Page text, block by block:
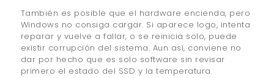
También es posible que el hardware encienda, pero
Windows no consiga cargar. Si aparece logo, intenta
reparar y vuelve a fallar, o se reinicia solo, puede
existir corrupción del sistema. Aun así, conviene no
dar por hecho que es solo software sin revisar
primero el estado del SSD y la temperatura.